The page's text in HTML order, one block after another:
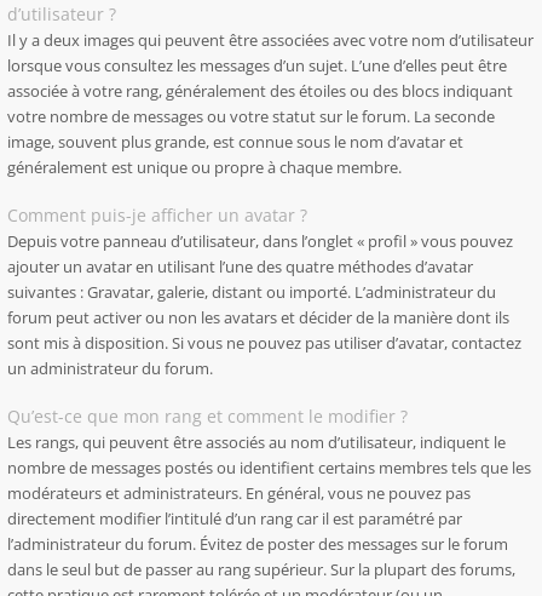
d’utilisateur ?
Il y a deux images qui peuvent être associées avec votre nom d’utilisateur
lorsque vous consultez les messages d’un sujet. L’une d’elles peut être
associée à votre rang, généralement des étoiles ou des blocs indiquant
votre nombre de messages ou votre statut sur le forum. La seconde
image, souvent plus grande, est connue sous le nom d’avatar et
généralement est unique ou propre à chaque membre.
Comment puis-je afficher un avatar ?
Depuis votre panneau d’utilisateur, dans l’onglet « profil » vous pouvez
ajouter un avatar en utilisant l’une des quatre méthodes d’avatar
suivantes : Gravatar, galerie, distant ou importé. L’administrateur du
forum peut activer ou non les avatars et décider de la manière dont ils
sont mis à disposition. Si vous ne pouvez pas utiliser d’avatar, contactez
un administrateur du forum.
Qu’est-ce que mon rang et comment le modifier ?
Les rangs, qui peuvent être associés au nom d’utilisateur, indiquent le
nombre de messages postés ou identifient certains membres tels que les
modérateurs et administrateurs. En général, vous ne pouvez pas
directement modifier l’intitulé d’un rang car il est paramétré par
l’administrateur du forum. Évitez de poster des messages sur le forum
dans le seul but de passer au rang supérieur. Sur la plupart des forums,